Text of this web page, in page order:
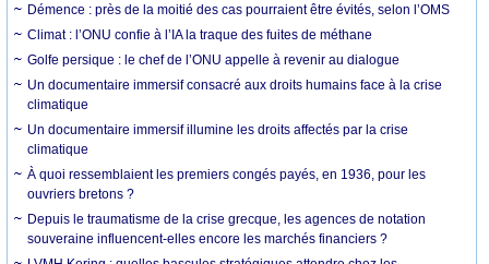
Démence : près de la moitié des cas pourraient être évités, selon l’OMS
Climat : l’ONU confie à l’IA la traque des fuites de méthane
Golfe persique : le chef de l’ONU appelle à revenir au dialogue
Un documentaire immersif consacré aux droits humains face à la crise
climatique
Un documentaire immersif illumine les droits affectés par la crise
climatique
À quoi ressemblaient les premiers congés payés, en 1936, pour les
ouvriers bretons ?
Depuis le traumatisme de la crise grecque, les agences de notation
souveraine influencent-elles encore les marchés financiers ?